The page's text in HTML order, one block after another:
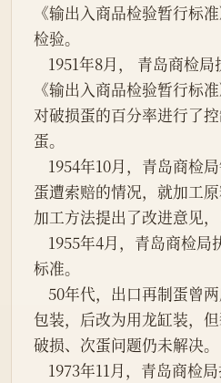
《输出入商品检验暂行标
检验。
1951年8月， 青岛商检
《输出入商品检验暂行标准
对破损蛋的百分率进行了
蛋。
蛋遭索赔的情况，就加工
加工方法提出了改进意见，
标准。
包装，后改为用龙缸装，但
破损、次蛋问题仍未解决。
1973年11月，青岛商检